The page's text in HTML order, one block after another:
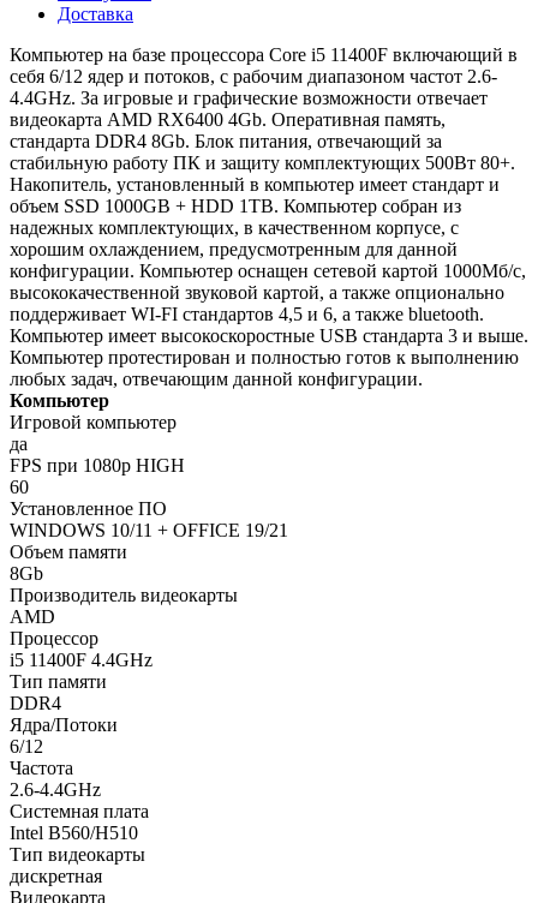
Доставка
Компьютер на базе процессора Core i5 11400F включающий в
себя 6/12 ядер и потоков, с рабочим диапазоном частот 2.6-
4.4GHz. За игровые и графические возможности отвечает
видеокарта AMD RX6400 4Gb. Оперативная память,
стандарта DDR4 8Gb. Блок питания, отвечающий за
стабильную работу ПК и защиту комплектующих 500Вт 80+.
Накопитель, установленный в компьютер имеет стандарт и
объем SSD 1000GB + HDD 1TB. Компьютер собран из
надежных комплектующих, в качественном корпусе, с
хорошим охлаждением, предусмотренным для данной
конфигурации. Компьютер оснащен сетевой картой 1000Мб/с,
высококачественной звуковой картой, а также опционально
поддерживает WI-FI стандартов 4,5 и 6, а также bluetooth.
Компьютер имеет высокоскоростные USB стандарта 3 и выше.
Компьютер протестирован и полностью готов к выполнению
любых задач, отвечающим данной конфигурации.
Компьютер
Игровой компьютер
да
FPS при 1080p HIGH
60
Установленное ПО
WINDOWS 10/11 + OFFICE 19/21
Объем памяти
8Gb
Производитель видеокарты
AMD
Процессор
i5 11400F 4.4GHz
Тип памяти
DDR4
Ядра/Потоки
6/12
Частота
2.6-4.4GHz
Системная плата
Intel B560/H510
Тип видеокарты
дискретная
Видеокарта